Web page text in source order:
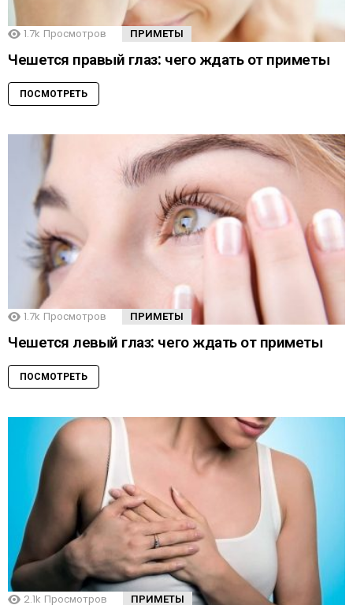
1.7k Просмотров ПРИМЕТЫ
Чешется правый глаз: чего ждать от приметы
ПОСМОТРЕТЬ
1.7k Просмотров ПРИМЕТЫ
Чешется левый глаз: чего ждать от приметы
ПОСМОТРЕТЬ
2.1k Просмотров ПРИМЕТЫ